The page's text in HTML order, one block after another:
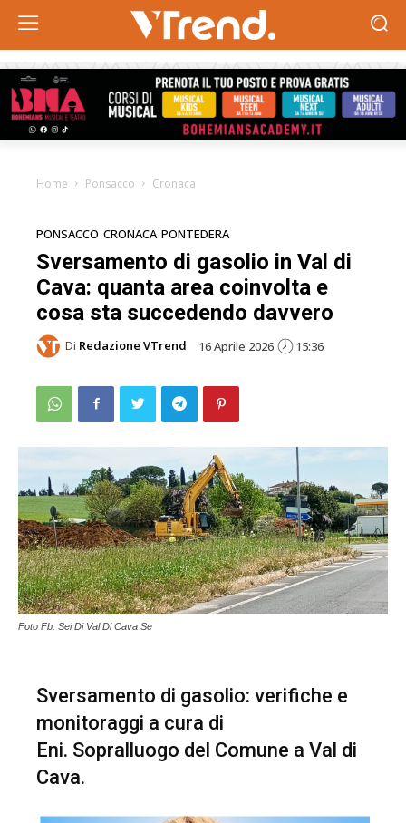
Home Ponsacco Cronaca
PONSACCO CRONACA PONTEDERA
Sversamento di gasolio in Val di
Cava: quanta area coinvolta e
cosa sta succedendo davvero
Di Redazione VTrend 16 Aprile 2026 15:36
Foto Fb: Sei Di Val Di Cava Se
Sversamento di gasolio: verifiche e
monitoraggi a cura di
Eni. Sopralluogo del Comune a Val di
Cava.